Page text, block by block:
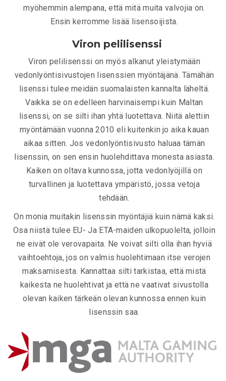
myöhemmin alempana, että mitä muita valvojia on.
Ensin kerromme lisää lisensoijista.
Viron pelilisenssi
Viron pelilisenssi on myös alkanut yleistymään
vedonlyöntisivustojen lisenssien myöntäjänä. Tämähän
lisenssi tulee meidän suomalaisten kannalta läheltä.
Vaikka se on edelleen harvinaisempi kuin Maltan
lisenssi, on se silti ihan yhtä luotettava. Niitä alettiin
myöntämään vuonna 2010 eli kuitenkin jo aika kauan
aikaa sitten. Jos vedonlyöntisivusto haluaa tämän
lisenssin, on sen ensin huolehdittava monesta asiasta.
Kaiken on oltava kunnossa, jotta vedonlyöjillä on
turvallinen ja luotettava ympäristö, jossa vetoja
tehdään.
On monia muitakin lisenssin myöntäjiä kuin nämä kaksi.
Osa niistä tulee EU- Ja ETA-maiden ulkopuolelta, jolloin
ne eivät ole verovapaita. Ne voivat silti olla ihan hyviä
vaihtoehtoja, jos on valmis huolehtimaan itse verojen
maksamisesta. Kannattaa silti tarkistaa, että mistä
kaikesta ne huolehtivat ja että ne vaativat sivustolla
olevan kaiken tärkeän olevan kunnossa ennen kuin
lisenssin saa.